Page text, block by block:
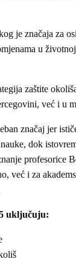
je značaja za
u
zaštite
već i u
značaj jer
dok
profesorice
već i za
uključuju: